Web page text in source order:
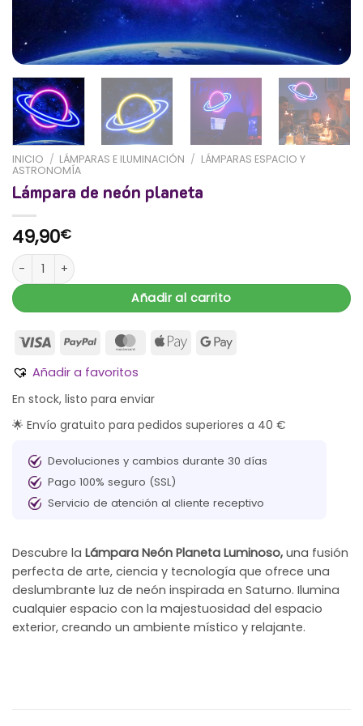
INICIO / LÁMPARAS E ILUMINACIÓN / LÁMPARAS ESPACIO Y
ASTRONOMÍA
Lámpara de neón planeta
49,90€
Lámpara de neón planeta cantidad
Añadir al carrito
Añadir a favoritos
En stock, listo para enviar
🌟 Envío gratuito para pedidos superiores a 40 €
Devoluciones y cambios durante 30 días
Pago 100% seguro (SSL)
Servicio de atención al cliente receptivo
Descubre la Lámpara Neón Planeta Luminoso, una fusión
perfecta de arte, ciencia y tecnología que ofrece una
deslumbrante luz de neón inspirada en Saturno. Ilumina
cualquier espacio con la majestuosidad del espacio
exterior, creando un ambiente místico y relajante.